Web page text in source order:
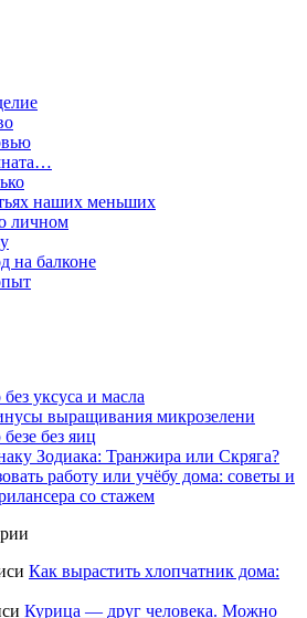
наших меньших
личном
на балконе
уксуса и масла
выращивания микрозелени
без яиц
Зодиака: Транжира или Скряга?
работу или учёбу дома: советы и
со стажем
Как вырастить хлопчатник дома:
Курица — друг человека. Можно